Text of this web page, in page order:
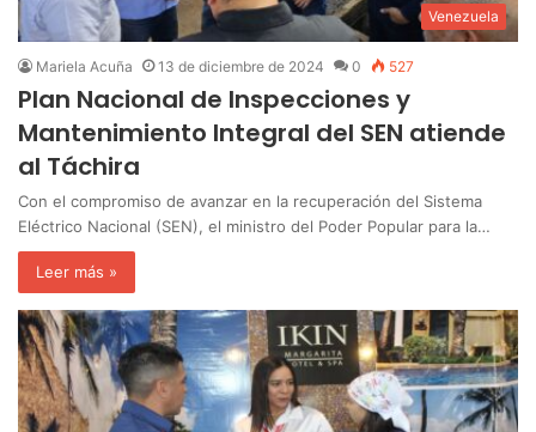
Venezuela
Mariela Acuña 13 de diciembre de 2024 0 527
Plan Nacional de Inspecciones y
Mantenimiento Integral del SEN atiende
al Táchira
Con el compromiso de avanzar en la recuperación del Sistema
Eléctrico Nacional (SEN), el ministro del Poder Popular para la…
Leer más »